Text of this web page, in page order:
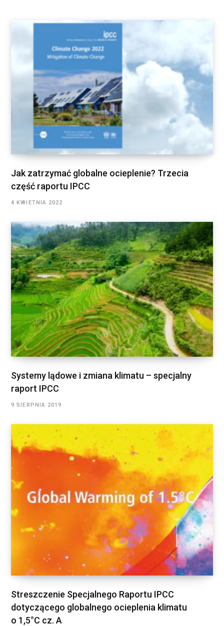
Jak zatrzymać globalne ocieplenie? Trzecia
część raportu IPCC
4 KWIETNIA 2022
Systemy lądowe i zmiana klimatu – specjalny
raport IPCC
9 SIERPNIA 2019
Streszczenie Specjalnego Raportu IPCC
dotyczącego globalnego ocieplenia klimatu
o 1,5°C cz. A